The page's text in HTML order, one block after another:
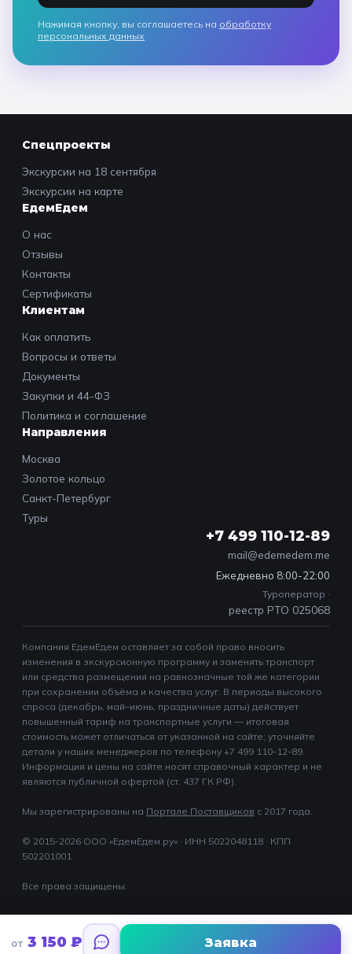
Нажимая кнопку, вы соглашаетесь на обработку
персональных данных
от 3 150 ₽ Заявка
Спецпроекты
Экскурсии на 18 сентября
Экскурсии на карте
ЕдемЕдем
О нас
Отзывы
Контакты
Сертификаты
Клиентам
Как оплатить
Вопросы и ответы
Документы
Закупки и 44-ФЗ
Политика и соглашение
Направления
Москва
Золотое кольцо
Санкт-Петербург
Туры
+7 499 110-12-89
mail@edemedem.me
Ежедневно 8:00-22:00
Туроператор ·
реестр РТО 025068
Компания ЕдемЕдем оставляет за собой право вносить
изменения в экскурсионную программу и заменять транспорт
или средства размещения на равнозначные той же категории
при сохранении объёма и качества услуг. В периоды высокого
спроса (декабрь, май–июнь, праздничные даты) действует
повышенный тариф на транспортные услуги — итоговая
стоимость может отличаться от указанной на сайте; уточняйте
детали у наших менеджеров по телефону +7 499 110-12-89.
Информация и цены на сайте носят справочный характер и не
являются публичной офертой (ст. 437 ГК РФ).
Мы зарегистрированы на Портале Поставщиков c 2017 года.
© 2015-2026 ООО «ЕдемЕдем.ру» · ИНН 5022048118 · КПП
502201001
Все права защищены.